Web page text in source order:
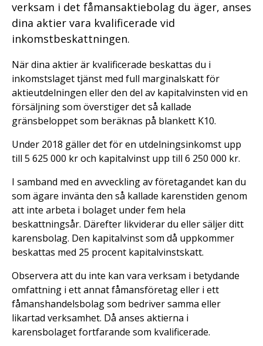
verksam i det fåmansaktiebolag du äger, anses
dina aktier vara kvalificerade vid
inkomstbeskattningen.
När dina aktier är kvalificerade beskattas du i
inkomstslaget tjänst med full marginalskatt för
aktieutdelningen eller den del av kapitalvinsten vid en
försäljning som överstiger det så kallade
gränsbeloppet som beräknas på blankett K10.
Under 2018 gäller det för en utdelningsinkomst upp
till 5 625 000 kr och kapitalvinst upp till 6 250 000 kr.
I samband med en avveckling av företagandet kan du
som ägare invänta den så kallade karenstiden genom
att inte arbeta i bolaget under fem hela
beskattningsår. Därefter likviderar du eller säljer ditt
karensbolag. Den kapitalvinst som då uppkommer
beskattas med 25 procent kapitalvinstskatt.
Observera att du inte kan vara verksam i betydande
omfattning i ett annat fåmansföretag eller i ett
fåmanshandelsbolag som bedriver samma eller
likartad verksamhet. Då anses aktierna i
karensbolaget fortfarande som kvalificerade.